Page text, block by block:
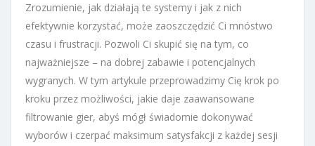
Zrozumienie, jak działają te systemy i jak z nich
efektywnie korzystać, może zaoszczędzić Ci mnóstwo
czasu i frustracji. Pozwoli Ci skupić się na tym, co
najważniejsze – na dobrej zabawie i potencjalnych
wygranych. W tym artykule przeprowadzimy Cię krok po
kroku przez możliwości, jakie daje zaawansowane
filtrowanie gier, abyś mógł świadomie dokonywać
wyborów i czerpać maksimum satysfakcji z każdej sesji